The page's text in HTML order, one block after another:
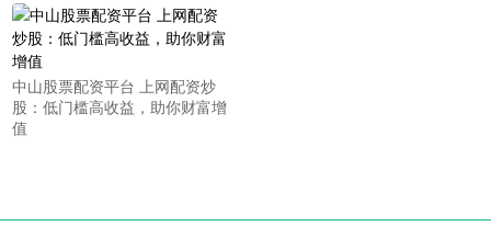
中山股票配资平台 上网配资炒
股：低门槛高收益，助你财富增
值